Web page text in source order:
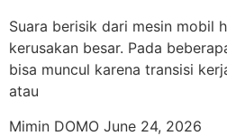
Suara berisik dari mesin mobil
kerusakan besar. Pada
bisa muncul karena transisi
atau
Mimin DOMO June 24, 2026